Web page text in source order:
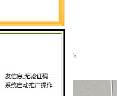
获得有效的学习体验。
长期发展。